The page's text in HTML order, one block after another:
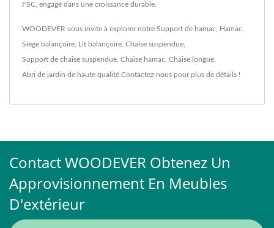
FSC, engagé dans une croissance durable.
WOODEVER vous invite à explorer notre Support de hamac Hamac
Siège balançoire Lit balançoire Chaise suspendue
Support de chaise suspendue Chaise hamac Chaise longue
Abri de jardin de haute qualité. Contactez-nous pour plus de détails !
Contact WOODEVER Obtenez Un
Approvisionnement En Meubles
D'extérieur